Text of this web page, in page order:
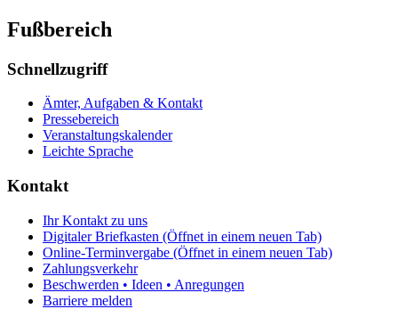
Fußbereich
Schnellzugriff
Ämter, Aufgaben & Kontakt
Pressebereich
Veranstaltungskalender
Leichte Sprache
Kontakt
Ihr Kontakt zu uns
Digitaler Briefkasten (Öffnet in einem neuen Tab)
Online-Terminvergabe (Öffnet in einem neuen Tab)
Zahlungsverkehr
Beschwerden • Ideen • Anregungen
Barriere melden